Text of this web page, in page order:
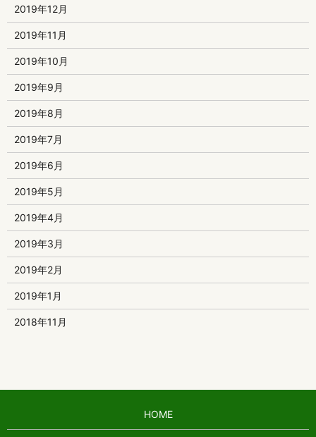
2019年12月
2019年11月
2019年10月
2019年9月
2019年8月
2019年7月
2019年6月
2019年5月
2019年4月
2019年3月
2019年2月
2019年1月
2018年11月
HOME